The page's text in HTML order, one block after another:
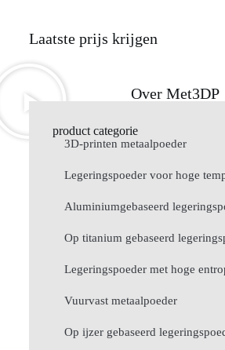
Laatste prijs krijgen
Over Met3DP
product categorie
3D-printen metaalpoeder
Legeringspoeder voor hoge
Aluminiumgebaseerd
Op titanium gebaseerd
Legeringspoeder met hoge
Vuurvast metaalpoeder
Op ijzer gebaseerd